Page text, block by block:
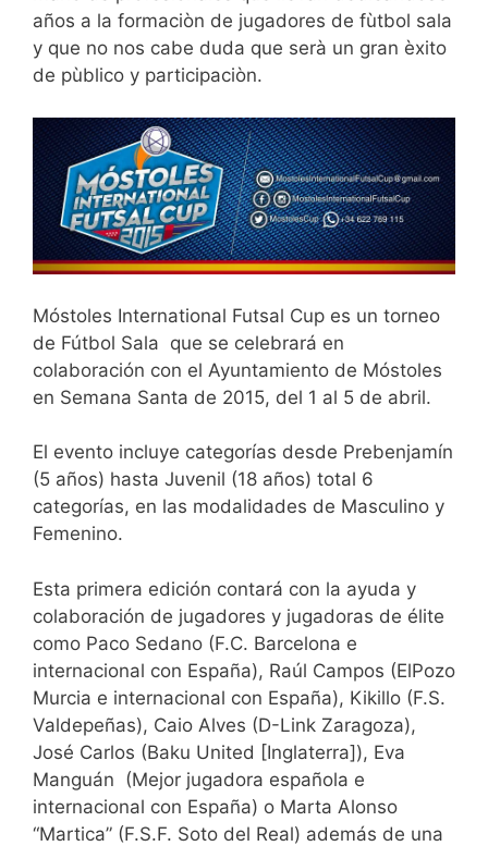
años a la formaciòn de jugadores de fùtbol sala
y que no nos cabe duda que serà un gran èxito
de pùblico y participaciòn.
Móstoles International Futsal Cup es un torneo
de Fútbol Sala que se celebrará en
colaboración con el Ayuntamiento de Móstoles
en Semana Santa de 2015, del 1 al 5 de abril.
El evento incluye categorías desde Prebenjamín
(5 años) hasta Juvenil (18 años) total 6
categorías, en las modalidades de Masculino y
Femenino.
Esta primera edición contará con la ayuda y
colaboración de jugadores y jugadoras de élite
como Paco Sedano (F.C. Barcelona e
internacional con España), Raúl Campos (ElPozo
Murcia e internacional con España), Kikillo (F.S.
Valdepeñas), Caio Alves (D-Link Zaragoza),
José Carlos (Baku United [Inglaterra]), Eva
Manguán (Mejor jugadora española e
internacional con España) o Marta Alonso
“Martica” (F.S.F. Soto del Real) además de una